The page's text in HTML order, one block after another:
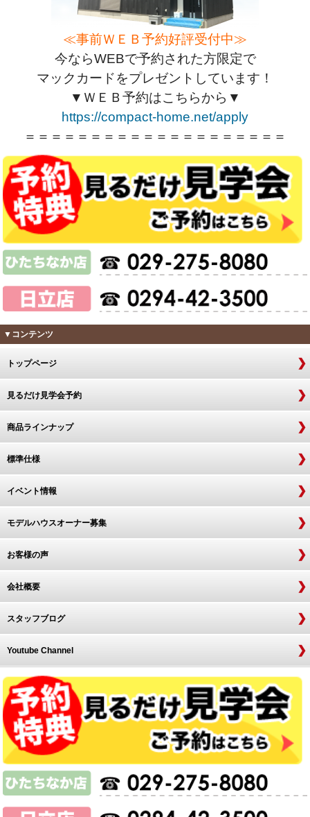
≪事前ＷＥＢ予約好評受付中≫
今ならWEBで予約された方限定で
マックカードをプレゼントしています！
▼ＷＥＢ予約はこちらから▼
https://compact-home.net/apply
＝＝＝＝＝＝＝＝＝＝＝＝＝＝＝＝＝＝＝＝
▼コンテンツ
トップページ
見るだけ見学会予約
商品ラインナップ
標準仕様
イベント情報
モデルハウスオーナー募集
お客様の声
会社概要
スタッフブログ
Youtube Channel